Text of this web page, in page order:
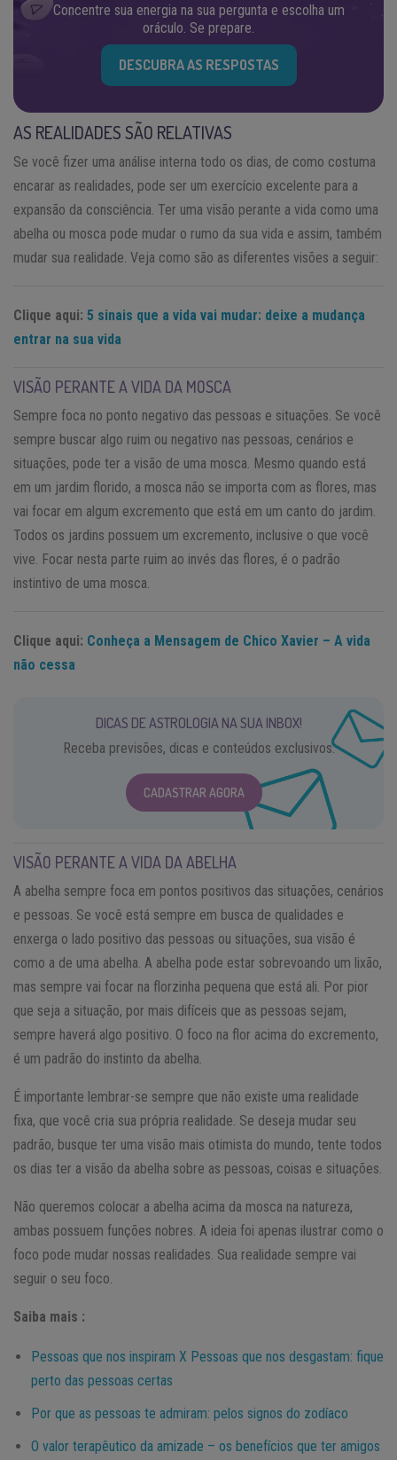
Concentre sua energia na sua pergunta e escolha um
oráculo. Se prepare.
DESCUBRA AS RESPOSTAS
AS REALIDADES SÃO RELATIVAS
Se você fizer uma análise interna todo os dias, de como costuma
encarar as realidades, pode ser um exercício excelente para a
expansão da consciência. Ter uma visão perante a vida como uma
abelha ou mosca pode mudar o rumo da sua vida e assim, também
mudar sua realidade. Veja como são as diferentes visões a seguir:
Clique aqui: 5 sinais que a vida vai mudar: deixe a mudança
entrar na sua vida
VISÃO PERANTE A VIDA DA MOSCA
Sempre foca no ponto negativo das pessoas e situações. Se você
sempre buscar algo ruim ou negativo nas pessoas, cenários e
situações, pode ter a visão de uma mosca. Mesmo quando está
em um jardim florido, a mosca não se importa com as flores, mas
vai focar em algum excremento que está em um canto do jardim.
Todos os jardins possuem um excremento, inclusive o que você
vive. Focar nesta parte ruim ao invés das flores, é o padrão
instintivo de uma mosca.
Clique aqui: Conheça a Mensagem de Chico Xavier – A vida
não cessa
DICAS DE ASTROLOGIA NA SUA INBOX!
Receba previsões, dicas e conteúdos exclusivos.
CADASTRAR AGORA
VISÃO PERANTE A VIDA DA ABELHA
A abelha sempre foca em pontos positivos das situações, cenários
e pessoas. Se você está sempre em busca de qualidades e
enxerga o lado positivo das pessoas ou situações, sua visão é
como a de uma abelha. A abelha pode estar sobrevoando um lixão,
mas sempre vai focar na florzinha pequena que está ali. Por pior
que seja a situação, por mais difíceis que as pessoas sejam,
sempre haverá algo positivo. O foco na flor acima do excremento,
é um padrão do instinto da abelha.
É importante lembrar-se sempre que não existe uma realidade
fixa, que você cria sua própria realidade. Se deseja mudar seu
padrão, busque ter uma visão mais otimista do mundo, tente todos
os dias ter a visão da abelha sobre as pessoas, coisas e situações.
Não queremos colocar a abelha acima da mosca na natureza,
ambas possuem funções nobres. A ideia foi apenas ilustrar como o
foco pode mudar nossas realidades. Sua realidade sempre vai
seguir o seu foco.
Saiba mais :
Pessoas que nos inspiram X Pessoas que nos desgastam: fique
perto das pessoas certas
Por que as pessoas te admiram: pelos signos do zodíaco
O valor terapêutico da amizade – os benefícios que ter amigos